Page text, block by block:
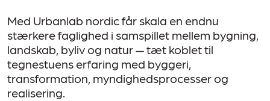
Med Urbanlab nordic får skala en endnu
stærkere faglighed i samspillet mellem bygning,
landskab, byliv og natur — tæt koblet til
tegnestuens erfaring med byggeri,
transformation, myndighedsprocesser og
realisering.